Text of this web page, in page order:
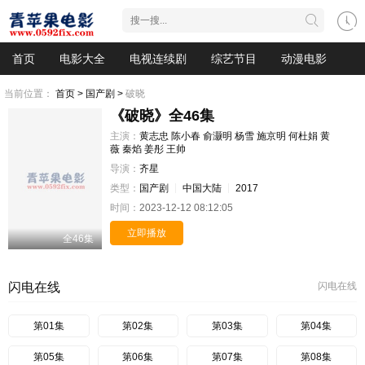
首页 电影大全 电视连续剧 综艺节目 动漫电影
当前位置： 首页 > 国产剧 > 破晓
全46集
《破晓》全46集
主演： 黄志忠 陈小春 俞灏明 杨雪 施京明 何杜娟 黄
薇 秦焰 姜彤 王帅
导演： 齐星
类型： 国产剧 中国大陆
2017
时间： 2023-12-12 08:12:05
立即播放
闪电在线
闪电在线
第01集 第02集 第03集 第04集
第05集 第06集 第07集 第08集